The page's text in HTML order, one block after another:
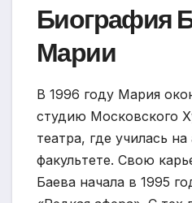
Биография
Марии
В 1996 году Мария
студию Московского
театра, где училась
факультете. Свою
Баева начала в 1995